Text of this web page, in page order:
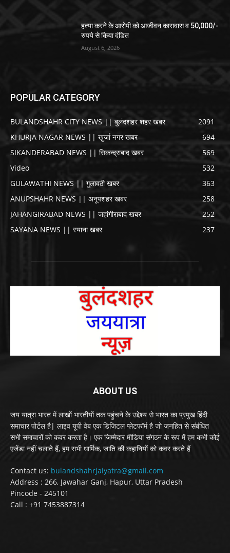
हत्या करने के आरोपी को आजीवन कारावास व 50,000/-
रुपये से किया दंडित
August 6, 2026
POPULAR CATEGORY
BULANDSHAHR CITY NEWS || बुलंदशहर शहर खबर
2091
KHURJA NAGAR NEWS || खुर्जा नगर खबर
694
SIKANDERABAD NEWS || सिकन्द्राबाद खबर
569
Video
532
GULAWATHI NEWS || गुलावठी खबर
363
ANUPSHAHR NEWS || अनूपशहर खबर
258
JAHANGIRABAD NEWS || जहांगीराबाद खबर
252
SAYANA NEWS || स्याना खबर
237
ABOUT US
जय यात्रा भारत में लाखों भारतीयों तक पहुंचने के उद्देश्य से भारत का प्रमुख हिंदी
समाचार पोर्टल है| लाइव यूपी वेब एक डिजिटल प्लेटफॉर्म है जो जनहित से संबंधित
सभी समाचारों को कवर करता है। एक जिम्मेदार मीडिया संगठन के रूप में हम कभी कोई
एजेंडा नहीं चलाते हैं, हम सभी धार्मिक, जाति की कहानियों को कवर करते हैं
Contact us: bulandshahrjaiyatra@gmail.com
Address : 266, Jawahar Ganj, Hapur, Uttar Pradesh
Pincode - 245101
Call : +91 7453887314